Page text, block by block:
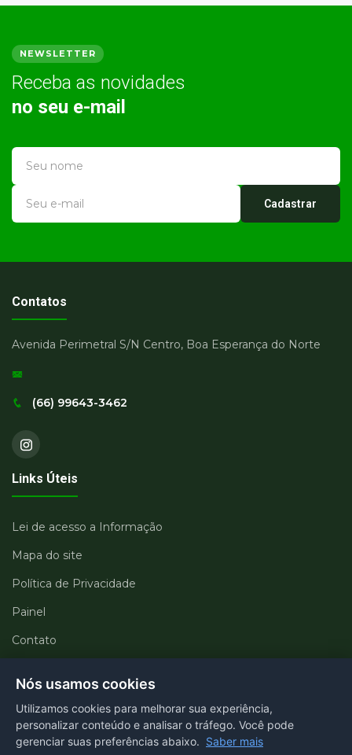
NEWSLETTER
Receba as novidades
no seu e-mail
Cadastrar
Contatos
Avenida Perimetral S/N Centro, Boa Esperança do Norte
(66) 99643-3462
Links Úteis
Lei de acesso a Informação
Mapa do site
Política de Privacidade
Painel
Contato
Departamentos
Portal transparência
E-SIC
Nós usamos cookies
Utilizamos cookies para melhorar sua experiência,
personalizar conteúdo e analisar o tráfego. Você pode
gerenciar suas preferências abaixo. Saber mais